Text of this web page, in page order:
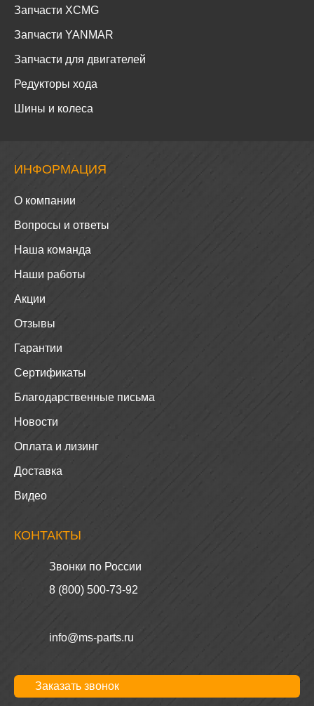
Запчасти XCMG
Запчасти YANMAR
Запчасти для двигателей
Редукторы хода
Шины и колеса
ИНФОРМАЦИЯ
О компании
Вопросы и ответы
Наша команда
Наши работы
Акции
Отзывы
Гарантии
Сертификаты
Благодарственные письма
Новости
Оплата и лизинг
Доставка
Видео
КОНТАКТЫ
Звонки по России
8 (800) 500-73-92
info@ms-parts.ru
Заказать звонок